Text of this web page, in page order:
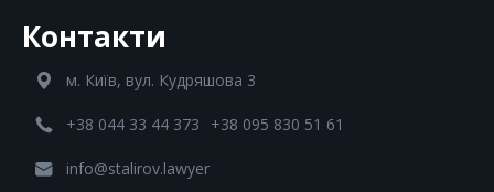
Контакти
м. Київ, вул. Кудряшова 3
+38 044 33 44 373 +38 095 830 51 61
info@stalirov.lawyer